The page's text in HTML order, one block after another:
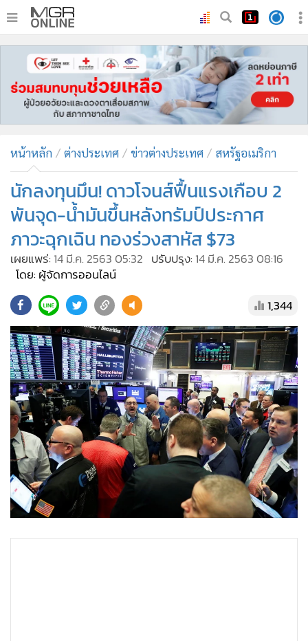
หน้าหลัก
ทันเหตุการณ์
• ภาคใต้
• บันเทิง
ผู้จัดการรายวัน
• คอลัมนิสต์
• ละคร
• CbizReview
• Cyber BIZ
• Good health & Well-being
• Green Innovation & SD
• Management & HR
• MGR Live
• Infographic
• การเมือง
• ท่องเที่ยว
• กีฬา
• ต่างประเทศ
• Special Scoop
• เศรษฐกิจ-ธุรกิจ
• จีน
หน้าหลัก ต่างประเทศ ข่าวต่างประเทศ สหรัฐอเมริกา
นักลงทุนมึน! ดาวโจนส์ฟื้นแรงเกือบ 2
พันจุด-น้ำมันขึ้นหลังทรัมป์ประกาศ
ภาวะฉุกเฉิน ทองร่วงสาหัส $73
เผยแพร่: 14 มี.ค. 2563 05:32 ปรับปรุง: 14 มี.ค. 2563 08:16
โดย: ผู้จัดการออนไลน์
1,344